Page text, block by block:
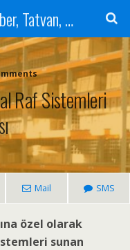
Ajans13.com - Bitlis Haber, Tatvan, Ahlat, Adilcevaz, Mutki, Hizan, Güroymak, Gazete, Ajans, 13, Haber
Raf Sistemleri
Mail SMS
özel olarak
sunan